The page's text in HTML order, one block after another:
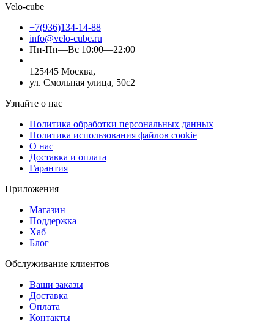
Velo-cube
+7(936)134-14-88
info@velo-cube.ru
Пн-Пн—Вс 10:00—22:00
125445 Москва,
ул. Смольная улица, 50с2
Узнайте о нас
Политика обработки персональных данных
Политика использования файлов cookie
О нас
Доставка и оплата
Гарантия
Приложения
Магазин
Поддержка
Хаб
Блог
Обслуживание клиентов
Ваши заказы
Доставка
Оплата
Контакты